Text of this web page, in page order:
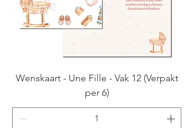
Wenskaart - Une Fille - Vak 12 (Verpakt
per 6)